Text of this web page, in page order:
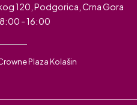
120, Podgorica, Crna Gora
- 16:00
Plaza Kolašin